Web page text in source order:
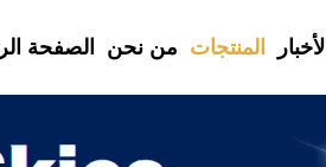
الصفحة من نحن المنتجات الأخبار